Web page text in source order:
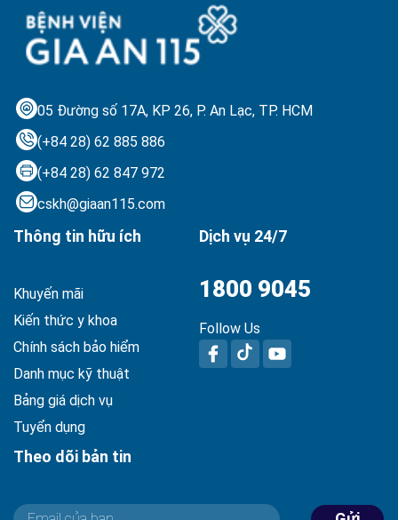
05 Đường số 17A, KP 26, P. An Lạc, TP. HCM
(+84 28) 62 885 886
(+84 28) 62 847 972
cskh@giaan115.com
Thông tin hữu ích
Khuyến mãi
Kiến thức y khoa
Chính sách bảo hiểm
Danh mục kỹ thuật
Bảng giá dịch vụ
Tuyển dụng
Dịch vụ 24/7
1800 9045
Follow Us
Theo dõi bản tin